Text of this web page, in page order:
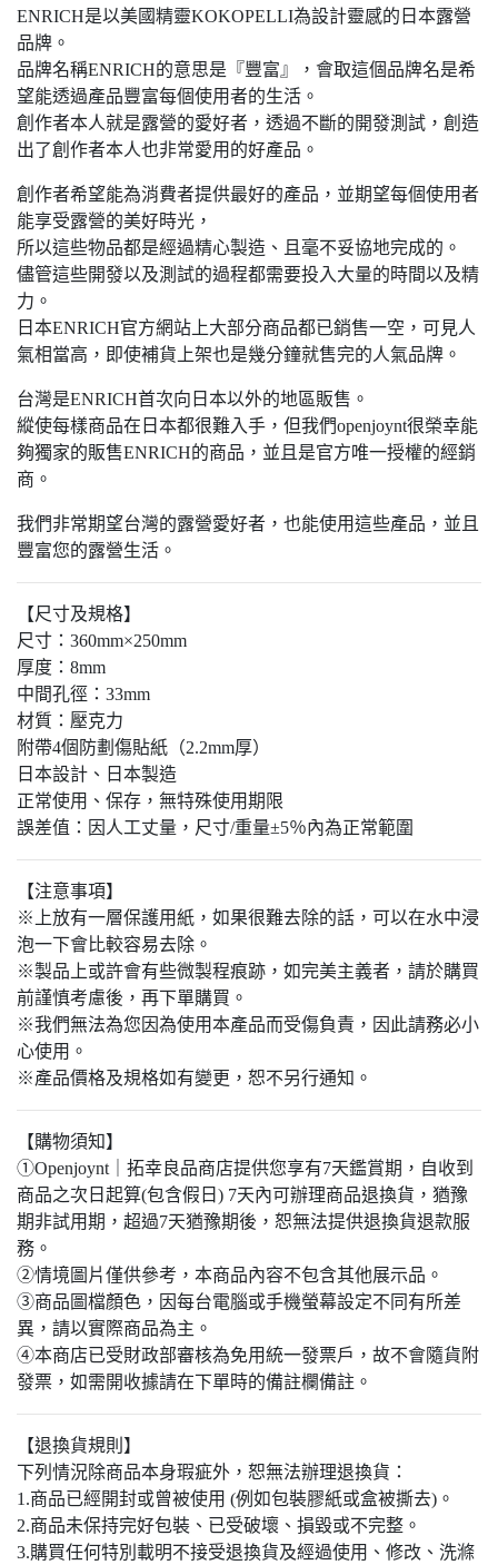
ENRICH是以美國精靈KOKOPELLI為設計靈感的日本露營
品牌。
品牌名稱ENRICH的意思是『豐富』，會取這個品牌名是希
望能透過產品豐富每個使用者的生活。
創作者本人就是露營的愛好者，透過不斷的開發測試，創造
出了創作者本人也非常愛用的好產品。
創作者希望能為消費者提供最好的產品，並期望每個使用者
能享受露營的美好時光，
所以這些物品都是經過精心製造、且毫不妥協地完成的。
儘管這些開發以及測試的過程都需要投入大量的時間以及精
力。
日本ENRICH官方網站上大部分商品都已銷售一空，可見人
氣相當高，即使補貨上架也是幾分鐘就售完的人氣品牌。
台灣是ENRICH首次向日本以外的地區販售。
縱使每樣商品在日本都很難入手，但我們openjoynt很榮幸能
夠獨家的販售ENRICH的商品，並且是官方唯一授權的經銷
商。
我們非常期望台灣的露營愛好者，也能使用這些產品，並且
豐富您的露營生活。
【尺寸及規格】
尺寸：360mm×250mm
厚度：8mm
中間孔徑：33mm
材質：壓克力
附帶4個防劃傷貼紙（2.2mm厚）
日本設計、日本製造
正常使用、保存，無特殊使用期限
誤差值：因人工丈量，尺寸/重量±5％內為正常範圍
【注意事項】
※上放有一層保護用紙，如果很難去除的話，可以在水中浸
泡一下會比較容易去除。
※製品上或許會有些微製程痕跡，如完美主義者，請於購買
前謹慎考慮後，再下單購買。
※我們無法為您因為使用本產品而受傷負責，因此請務必小
心使用。
※產品價格及規格如有變更，恕不另行通知。
【購物須知】
①Openjoynt｜拓幸良品商店提供您享有7天鑑賞期，自收到
商品之次日起算(包含假日) 7天內可辦理商品退換貨，猶豫
期非試用期，超過7天猶豫期後，恕無法提供退換貨退款服
務。
②情境圖片僅供參考，本商品內容不包含其他展示品。
③商品圖檔顏色，因每台電腦或手機螢幕設定不同有所差
異，請以實際商品為主。​
④本商店已受財政部審核為免用統一發票戶，故不會隨貨附
發票，如需開收據請在下單時的備註欄備註。
【退換貨規則】
下列情況除商品本身瑕疵外，恕無法辦理退換貨：
1.商品已經開封或曾被使用 (例如包裝膠紙或盒被撕去)。
2.商品未保持完好包裝、已受破壞、損毀或不完整。
3.購買任何特別載明不接受退換貨及經過使用、修改、洗滌